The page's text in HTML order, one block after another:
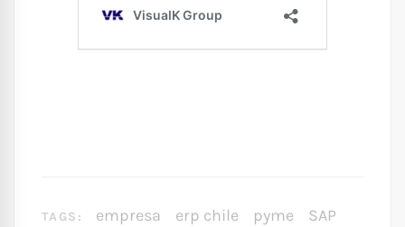
TAGS: empresa erp chile pyme
SAP